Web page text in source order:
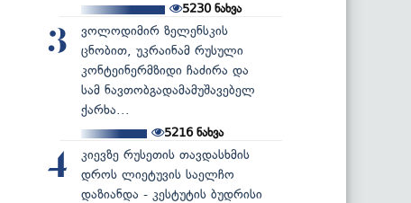
5230ნახვა
3
ვოლოდიმირ ზელენსკის
ცნობით, უკრაინამ რუსული
კონტეინერმზიდი ჩაძირა და
სამ ნავთობგადამამუშავებელ
ქარხა...
5216ნახვა
4
კიევზე რუსეთის თავდასხმის
დროს ლიეტუვის საელჩო
დაზიანდა - კესტუტის ბუდრისი